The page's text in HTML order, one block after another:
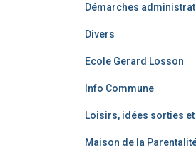
Démarches
Divers
Ecole Gerard Losson
Info Commune
Loisirs, idées sorties
Maison de la